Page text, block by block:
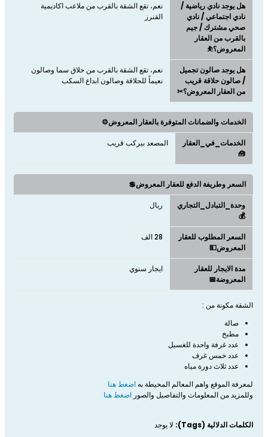
هل يوجد نادي رياضية /
نادي اجتماعي / نادي
صحي مشترك / جيم
بالقرب من العقار
المعروض؟⛹
نعم، تقع الشقة بالقرب من ملاعب اكاديمية
القنرز
هل يوجد صالون تجميل
/ صالون حلاقة قريب
من العقار المعروض؟✂
نعم، تقع الشقة بالقرب من حلاق سما وصالون
نعيماً للحلاقة وصالون ابداع السكب
الخدمات والضمانات المتوفرة بالعقار المعروض⚙️
الخدمات_في_العقار
🧰
المصعد بيركب قريب
السعر وطريفة الدفع للعقار المعروض💲
وحدة_التبادل_التجاري
💰
ريال
السعر المطلوب للعقار
المعروض💵
28 الف
مدة الايجار للعقار
المعروضة📅
ايجار سنوي
الشقة مكونة من :
صالة
مطبخ
عدد غرفة واحدة للغسيل
عدد خمس غرف
عدد ثلاث دورة مياه
لمعرفة الموقع واهم المعالم المحيطة بهاضغط هنا
وللمزيد من المعلومات والتفاصيل والصور اضغط هنا
الكلمات الدلالية (Tags): لا يوجد